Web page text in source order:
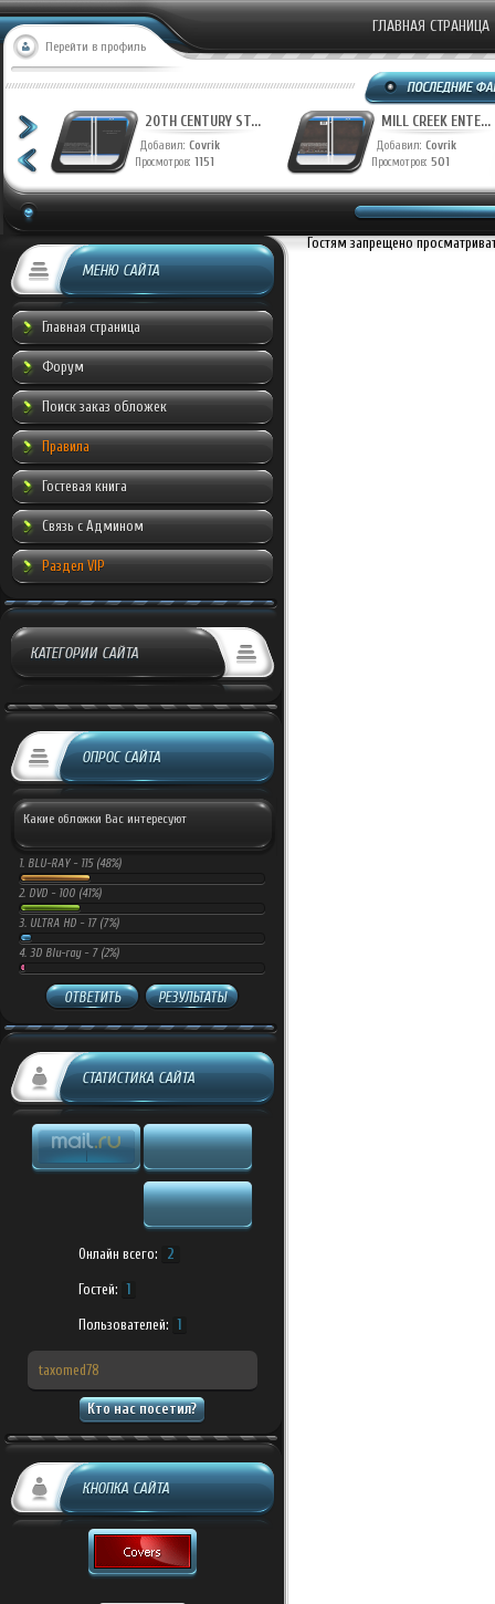
Перейти в профиль
ГЛАВНАЯ СТРАНИЦА
20TH CENTURY ST...
Добавил: Covrik
Просмотров: 1151
MILL CREEK ENTE...
Добавил: Covrik
Просмотров: 501
МЕНЮ САЙТА
Главная страница
Форум
Поиск заказ обложек
Правила
Гостевая книга
Связь с Админом
Раздел VIP
КАТЕГОРИИ САЙТА
ОПРОС САЙТА
Какие обложки Вас интересуют
1. BLU-RAY - 115 (48%)
2. DVD - 100 (41%)
3. ULTRA HD - 17 (7%)
4. 3D Blu-ray - 7 (2%)
ОТВЕТИТЬ РЕЗУЛЬТАТЫ
СТАТИСТИКА САЙТА
Онлайн всего: 2
Гостей: 1
Пользователей: 1
taxomed78
Кто нас посетил?
КНОПКА САЙТА
Гостям запрещено